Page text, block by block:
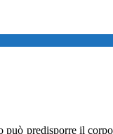
predisporre il